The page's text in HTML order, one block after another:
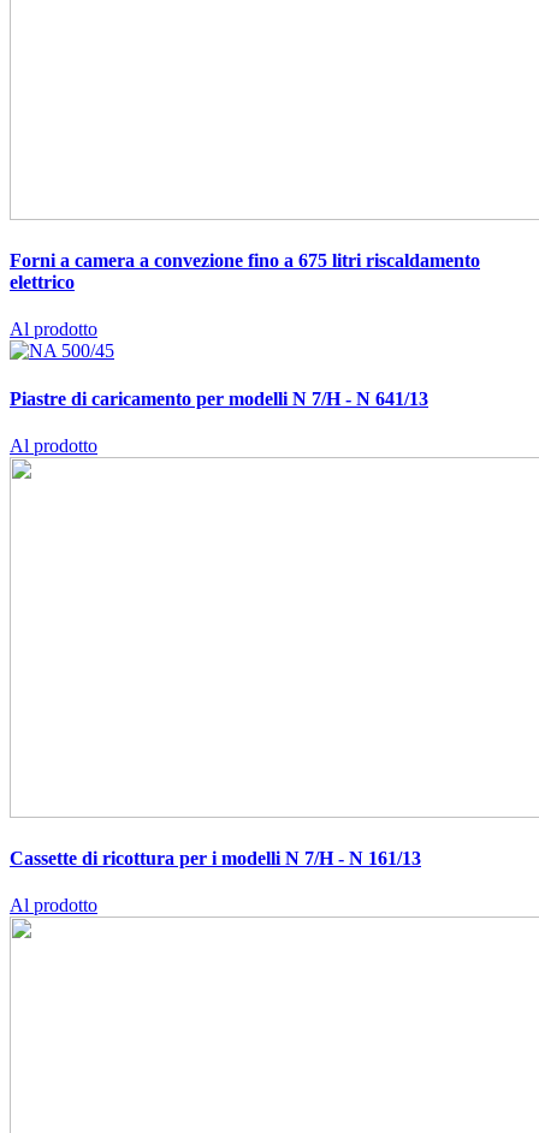
Forni a camera a convezione fino a 675 litri riscaldamento
elettrico
Al prodotto
Piastre di caricamento per modelli N 7/H - N 641/13
Al prodotto
Cassette di ricottura per i modelli N 7/H - N 161/13
Al prodotto